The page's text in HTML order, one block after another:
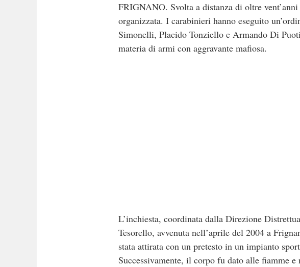
FRIGNANO. Svolta a distanza di oltre
organizzata. I carabinieri hanno eseguito
Simonelli, Placido Tonziello e Armando Di
materia di armi con aggravante mafiosa.
L’inchiesta, coordinata dalla Direzione
Tesorello, avvenuta nell’aprile del 2004 a
stata attirata con un pretesto in un impianto
Successivamente, il corpo fu dato alle fiamme